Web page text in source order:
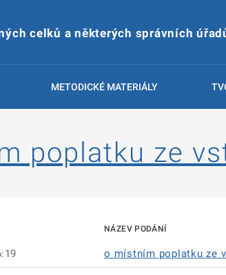
celků a některých správních
METODICKÉ MATERIÁLY
poplatku ze
NÁZEV PODÁNÍ
o místním poplatku ze